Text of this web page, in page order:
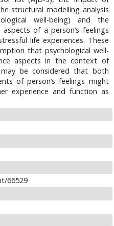
structural modelling analysis
well-being) and the
of a person’s feelings
life experiences. These
that psychological well-
aspects in the context of
be considered that both
of person’s feelings might
experience and function as
66529